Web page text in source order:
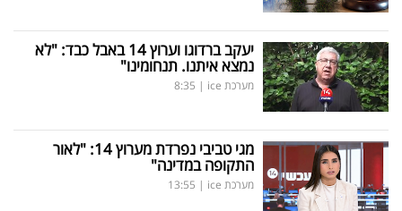
יעקב ברדוגו וערוץ 14 באבל כבד: "לא
נמצא איתנו. תנחומינו"
מערכת ice |
8:35
מגי טביבי נפרדת מערוץ 14: "לאור
התקופה במדינה"
מערכת ice |
13:55